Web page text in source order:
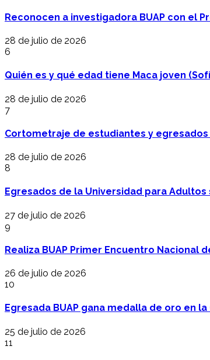
Reconocen a investigadora BUAP con el
28 de julio de 2026
6
Quién es y qué edad tiene Maca joven
28 de julio de 2026
7
Cortometraje de estudiantes y egresados
28 de julio de 2026
8
Egresados de la Universidad para
27 de julio de 2026
9
Realiza BUAP Primer Encuentro Nacional
26 de julio de 2026
10
Egresada BUAP gana medalla de oro en
25 de julio de 2026
11